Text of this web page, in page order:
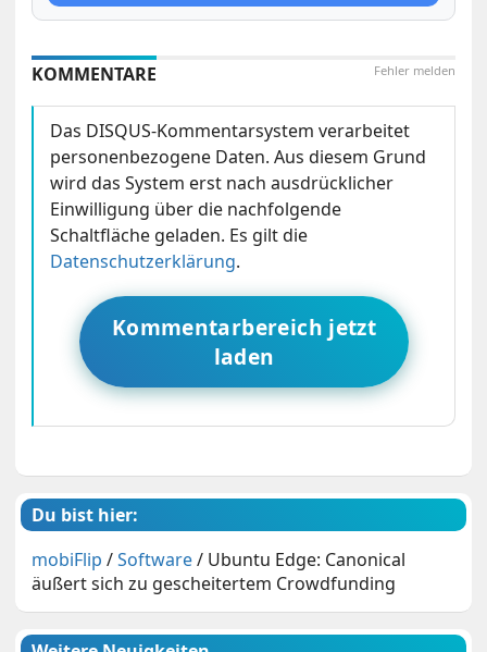
Fehler melden
KOMMENTARE
Das DISQUS-Kommentarsystem verarbeitet
personenbezogene Daten. Aus diesem Grund
wird das System erst nach ausdrücklicher
Einwilligung über die nachfolgende
Schaltfläche geladen. Es gilt die
Datenschutzerklärung.
Kommentarbereich jetzt
laden
Du bist hier:
mobiFlip /Software/ Ubuntu Edge: Canonical
äußert sich zu gescheitertem Crowdfunding